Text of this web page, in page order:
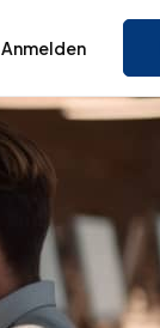
Anmelden